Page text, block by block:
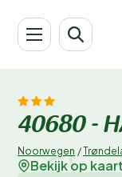
40680 -
Noorwegen /
Bekijk op kaart